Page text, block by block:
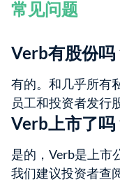
常见问题
Verb有股份吗
有的。和几乎所有
员工和投资者发行
Verb上市了吗
是的，Verb是上市
我们建议投资者查